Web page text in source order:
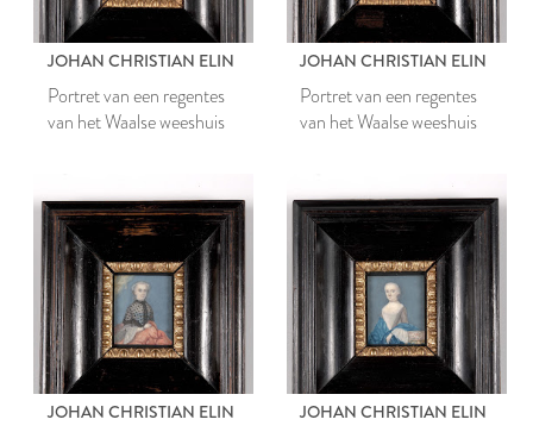
JOHAN CHRISTIAN ELIN
Portret van een regentes
van het Waalse weeshuis
JOHAN CHRISTIAN ELIN
Portret van een regentes
van het Waalse weeshuis
JOHAN CHRISTIAN ELIN JOHAN CHRISTIAN ELIN